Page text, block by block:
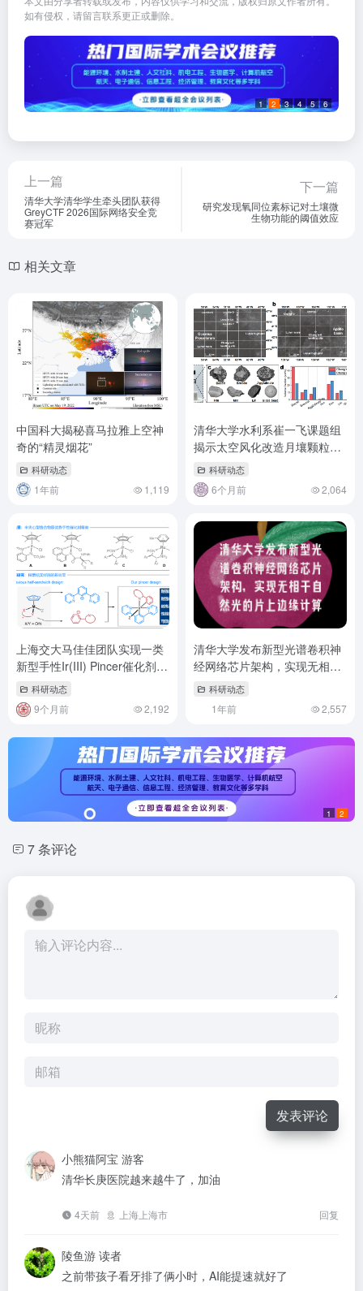
如有侵权，请留言联系更正或删除。
1 2 3 4 5 6
上一篇
清华大学清华学生牵头团队获得
GreyCTF 2026国际网络安全竞
赛冠军
下一篇
研究发现氧同位素标记对土壤微
生物功能的阈值效应
相关文章
中国科大揭秘喜马拉雅上空神
奇的“精灵烟花”
科研动态
1年前 1,119
清华大学水利系崔一飞课题组
揭示太空风化改造月壤颗粒形
态存在饱和效应
科研动态
6个月前 2,064
上海交大马佳佳团队实现一类
新型手性Ir(III) Pincer催化剂的
开发与应用
科研动态
9个月前 2,192
清华大学发布新型光谱卷积神
经网络芯片架构，实现无相干
自然光的片上边缘计算
科研动态
1年前 2,557
1 2
7 条评论
发表评论
小熊猫阿宝 游客
清华长庚医院越来越牛了，加油
4天前 上海上海市 回复
陵鱼游 读者
之前带孩子看牙排了俩小时，AI能提速就好了